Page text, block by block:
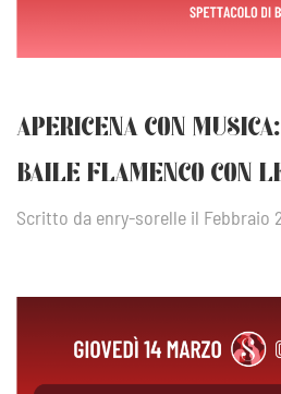
APERICENA CON
BAILE FLAMENCO CON
Scritto da enry-sorelle il Febbraio